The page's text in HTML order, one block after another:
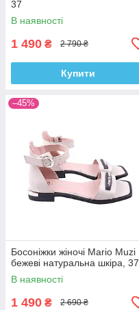
37
В наявності
1 490 ₴ 2 790 ₴
Купити
–45%
Босоніжки жіночі Mario Muzi
бежеві натуральна шкіра, 37
В наявності
1 490 ₴ 2 690 ₴